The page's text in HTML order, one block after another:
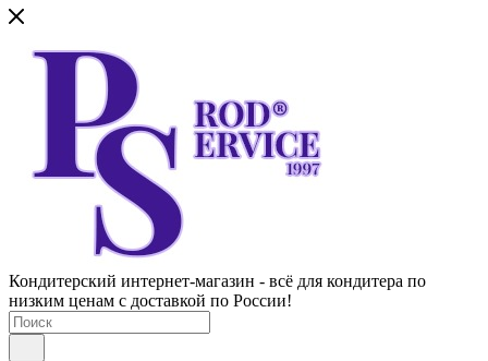
Кондитерский интернет-магазин - всё для кондитера по
низким ценам с доставкой по России!